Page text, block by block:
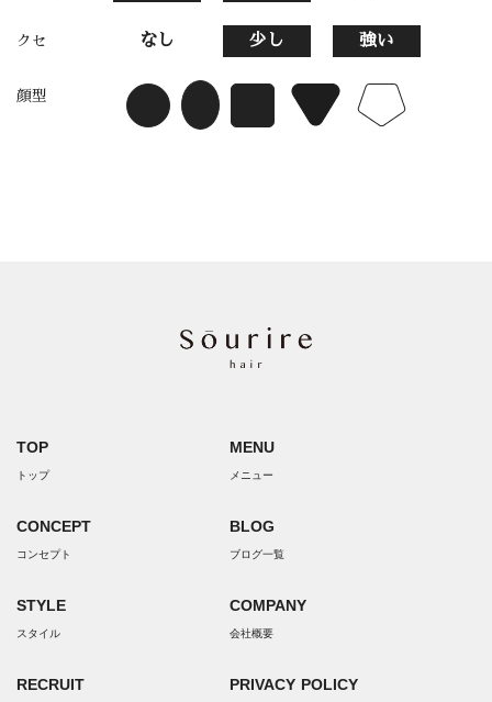
クセ なし 少し 強い
顔型
TOP
トップ
CONCEPT
コンセプト
STYLE
スタイル
RECRUIT
MENU
メニュー
BLOG
ブログ一覧
COMPANY
会社概要
PRIVACY POLICY